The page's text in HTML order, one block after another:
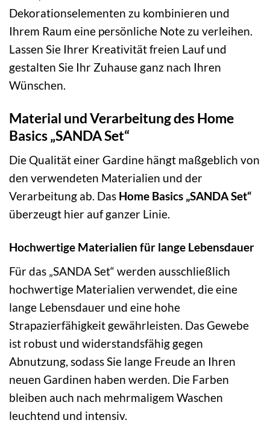
Dekorationselementen zu kombinieren und
Ihrem Raum eine persönliche Note zu verleihen.
Lassen Sie Ihrer Kreativität freien Lauf und
gestalten Sie Ihr Zuhause ganz nach Ihren
Wünschen.
Material und Verarbeitung des Home
Basics „SANDA Set“
Die Qualität einer Gardine hängt maßgeblich von
den verwendeten Materialien und der
Verarbeitung ab. Das Home Basics „SANDA Set“
überzeugt hier auf ganzer Linie.
Hochwertige Materialien für lange Lebensdauer
Für das „SANDA Set“ werden ausschließlich
hochwertige Materialien verwendet, die eine
lange Lebensdauer und eine hohe
Strapazierfähigkeit gewährleisten. Das Gewebe
ist robust und widerstandsfähig gegen
Abnutzung, sodass Sie lange Freude an Ihren
neuen Gardinen haben werden. Die Farben
bleiben auch nach mehrmaligem Waschen
leuchtend und intensiv.